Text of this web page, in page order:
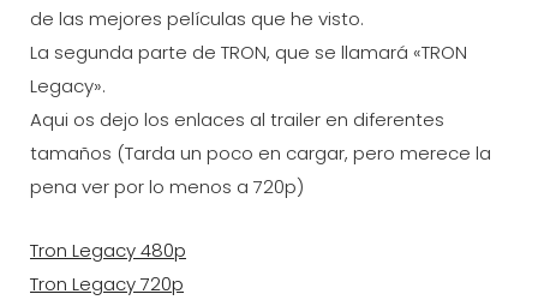
de las mejores pelí­culas que he visto.
La segunda parte de TRON, que se llamará «TRON
Legacy».
Aqui os dejo los enlaces al trailer en diferentes
tamaños (Tarda un poco en cargar, pero merece la
pena ver por lo menos a 720p)
Tron Legacy 480p
Tron Legacy 720p